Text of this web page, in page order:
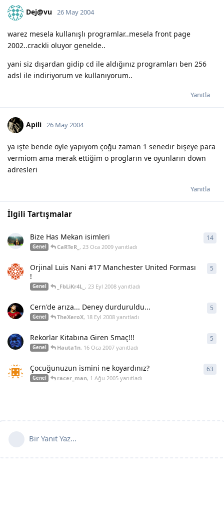
Dej@vu 26 May 2004
warez mesela kullanışlı programlar..mesela front page
2002..crackli oluyor genelde..
yani siz dışardan gidip cd ile aldığınız programları ben 256
adsl ile indiriyorum ve kullanıyorum..
Yanıtla
Apili 26 May 2004
ya işte bende öyle yapıyom çoğu zaman 1 senedir bişeye para
vermiom ama merak ettiğim o progların ve oyunların down
adresleri
Yanıtla
İlgili Tartışmalar
Bize Has Mekan isimleri
Genel CaRTeR_ ,23 Oca 2009 yanıtladı
14
Orjinal Luis Nani #17 Manchester United Forması
!
Genel _FbLiKr4L_ ,23 Eyl 2008 yanıtladı
5
Cern'de arıza... Deney durduruldu...
Genel TheXeroX, 18 Eyl 2008 yanıtladı
5
Rekorlar Kitabına Giren Smaç!!!
Genel Hauta1n, 16 Oca 2007 yanıtladı
5
Çocuğunuzun ismini ne koyardınız?
Genel racer_man, 1 Ağu 2005 yanıtladı
63
Bir Yanıt Yaz...